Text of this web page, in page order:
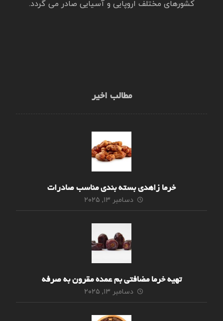
کشورهای مختلف اروپایی و آسیایی صادر می گردد.
مطالب اخیر
خرما زاهدی بسته بندی مناسب صادرات
دسامبر ۱۳, ۲۰۲۵
تهیه خرما مضافتی بم عمده مقرون به صرفه
دسامبر ۱۳, ۲۰۲۵